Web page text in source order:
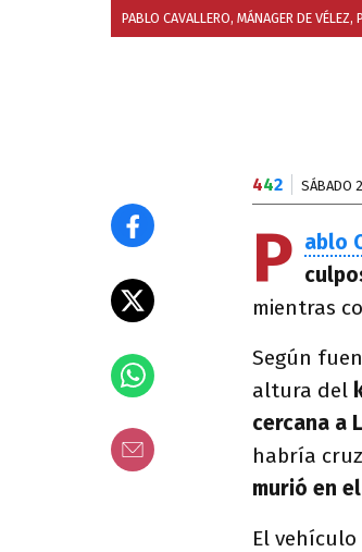
PABLO CAVALLERO, MÁNAGER DE
442 SÁBADO
P ablo
mientras
Según
altura del
cercana a
habría
murió en
El